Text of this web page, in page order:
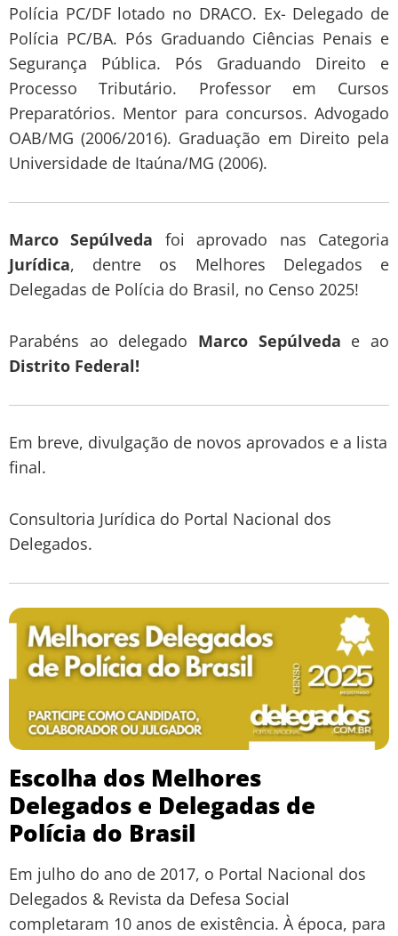
Polícia PC/DF lotado no DRACO. Ex- Delegado de
Polícia PC/BA. Pós Graduando Ciências Penais e
Segurança Pública. Pós Graduando Direito e
Processo Tributário. Professor em Cursos
Preparatórios. Mentor para concursos. Advogado
OAB/MG (2006/2016). Graduação em Direito pela
Universidade de Itaúna/MG (2006).
Marco Sepúlveda foi aprovado nas Categoria
Jurídica, dentre os Melhores Delegados e
Delegadas de Polícia do Brasil, no Censo 2025!
Parabéns ao delegado Marco Sepúlveda e ao
Distrito Federal!
Em breve, divulgação de novos aprovados e a lista
final.
Consultoria Jurídica do Portal Nacional dos
Delegados.
Escolha dos Melhores
Delegados e Delegadas de
Polícia do Brasil
Em julho do ano de 2017, o Portal Nacional dos
Delegados & Revista da Defesa Social
completaram 10 anos de existência. À época, para